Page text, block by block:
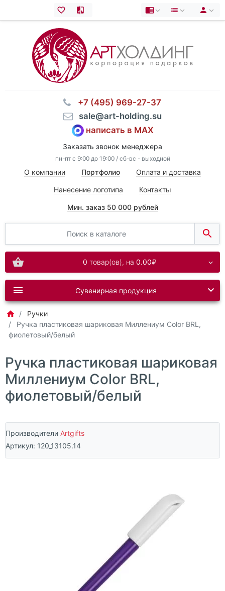
⠀+7 (495) 969-27-37
⠀sale@art-holding.su
написать в MAX
Заказать звонок менеджера
пн-пт с 9:00 до 19:00 / сб-вс - выходной
О компании Портфолио Оплата и доставка
Нанесение логотипа Контакты
Мин. заказ 50 000 рублей
0 товар(ов), на 0.00₽
Сувенирная продукция
Ручки
Ручка пластиковая шариковая Миллениум Color BRL,
фиолетовый/белый
Ручка пластиковая шариковая
Миллениум Color BRL,
фиолетовый/белый
Производители Artgifts
Артикул: 120_13105.14